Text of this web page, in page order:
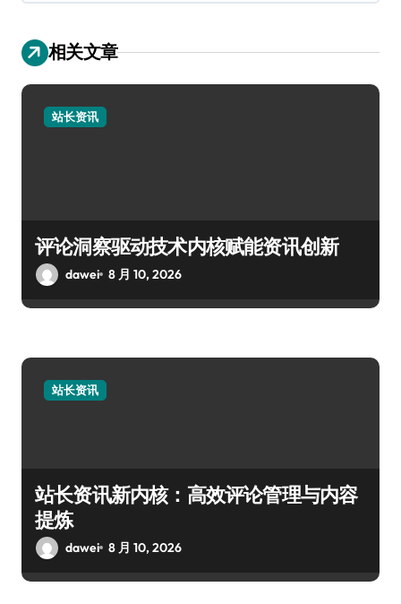
相关文章
站长资讯
评论洞察驱动技术内核赋能资讯创新
dawei 8 月 10, 2026
站长资讯
站长资讯新内核：高效评论管理与内容
提炼
dawei 8 月 10, 2026